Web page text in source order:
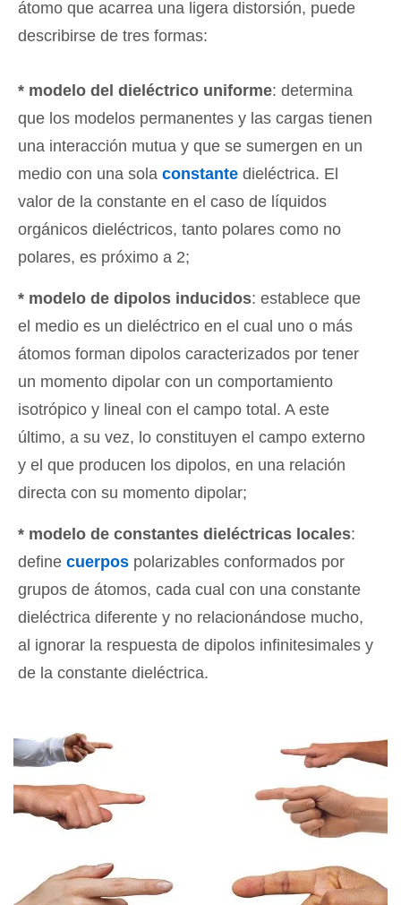
átomo que acarrea una ligera distorsión, puede
describirse de tres formas:
* modelo del dieléctrico uniforme: determina
que los modelos permanentes y las cargas tienen
una interacción mutua y que se sumergen en un
medio con una sola constante dieléctrica. El
valor de la constante en el caso de líquidos
orgánicos dieléctricos, tanto polares como no
polares, es próximo a 2;
* modelo de dipolos inducidos: establece que
el medio es un dieléctrico en el cual uno o más
átomos forman dipolos caracterizados por tener
un momento dipolar con un comportamiento
isotrópico y lineal con el campo total. A este
último, a su vez, lo constituyen el campo externo
y el que producen los dipolos, en una relación
directa con su momento dipolar;
* modelo de constantes dieléctricas locales:
define cuerpos polarizables conformados por
grupos de átomos, cada cual con una constante
dieléctrica diferente y no relacionándose mucho,
al ignorar la respuesta de dipolos infinitesimales y
de la constante dieléctrica.